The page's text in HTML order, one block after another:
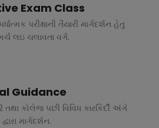
Exam Class
પરીક્ષાની તૈયારી માર્ગદર્શન હેતુ
લઇ ચલાવતા વર્ગ.
Guidance
કોલેજ પછી વિવિધ કારકિર્દી અંગે
માર્ગદર્શન.